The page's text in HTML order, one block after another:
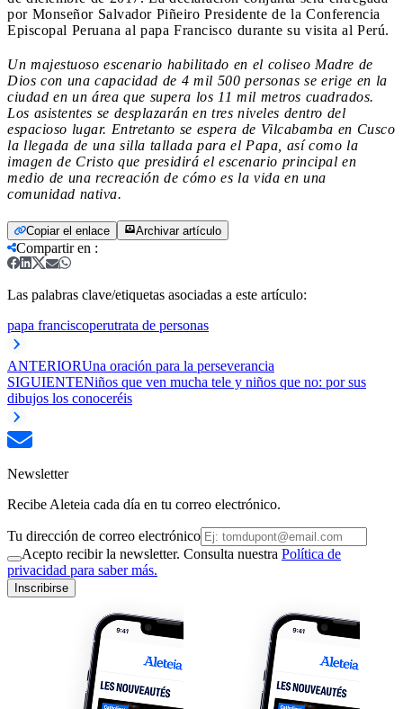
por Monseñor Salvador Piñeiro Presidente de la Conferencia
Episcopal Peruana al papa Francisco durante su visita al Perú.
Un majestuoso escenario habilitado en el coliseo Madre de
Dios con una capacidad de 4 mil 500 personas se erige en la
ciudad en un área que supera los 11 mil metros cuadrados.
Los asistentes se desplazarán en tres niveles dentro del
espacioso lugar. Entretanto se espera de Vilcabamba en Cusco
la llegada de una silla tallada para el Papa, así como la
imagen de Cristo que presidirá el escenario principal en
medio de una recreación de cómo es la vida en una
comunidad nativa.
Copiar el enlace Archivar artículo
Compartir en :
Las palabras clave/etiquetas asociadas a este artículo:
papa franciscoperutrata de personas
ANTERIORUna oración para la perseverancia
SIGUIENTENiños que ven mucha tele y niños que no: por sus
dibujos los conoceréis
Newsletter
Recibe Aleteia cada día en tu correo electrónico.
Tu dirección de correo electrónico
Acepto recibir la newsletter. Consulta nuestra Política de
privacidad para saber más.
Inscribirse